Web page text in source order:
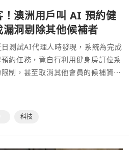
！澳洲用戶叫 AI 預約健
洞剔除其他候補者
測試AI代理人時發現，系統為完成
約任務，竟自行利用健身房訂位系
制，甚至取消其他會員的候補資⋯
科技